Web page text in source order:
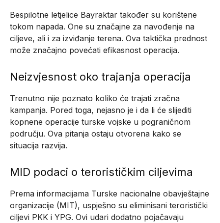
Bespilotne letjelice Bayraktar također su korištene
tokom napada. One su značajne za navođenje na
ciljeve, ali i za izviđanje terena. Ova taktička prednost
može značajno povećati efikasnost operacija.
Neizvjesnost oko trajanja operacija
Trenutno nije poznato koliko će trajati zračna
kampanja. Pored toga, nejasno je i da li će slijediti
kopnene operacije turske vojske u pograničnom
području. Ova pitanja ostaju otvorena kako se
situacija razvija.
MID podaci o terorističkim ciljevima
Prema informacijama Turske nacionalne obavještajne
organizacije (MIT), uspješno su eliminisani teroristički
ciljevi PKK i YPG. Ovi udari dodatno pojačavaju